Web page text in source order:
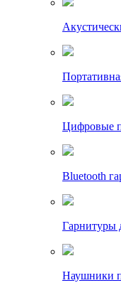
Цифровые
Bluetooth
Гарнитуры
Наушники